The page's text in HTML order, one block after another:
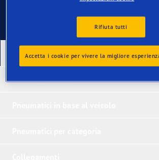
I nostri ultimi prodotti
Vincitori nei test
Rifiuta tutti
Accetta i cookie per vivere la migliore